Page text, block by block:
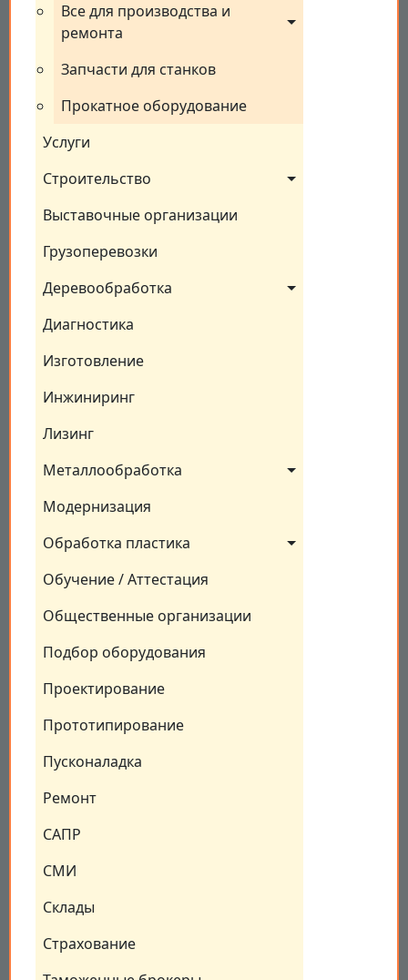
Все для производства и
ремонта
Запчасти для станков
Прокатное оборудование
Услуги
Строительство
Выставочные организации
Грузоперевозки
Деревообработка
Диагностика
Изготовление
Инжиниринг
Лизинг
Металлообработка
Модернизация
Обработка пластика
Обучение / Аттестация
Общественные организации
Подбор оборудования
Проектирование
Прототипирование
Пусконаладка
Ремонт
САПР
СМИ
Склады
Страхование